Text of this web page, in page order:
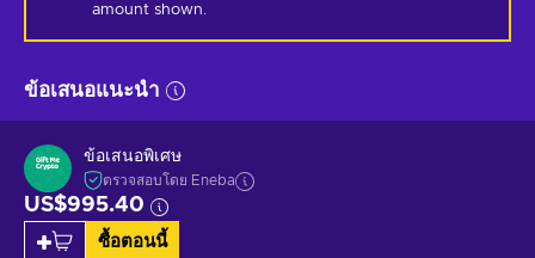
amount shown.
ข้อเสนอแนะนำ
ข้อเสนอพิเศษ
ตรวจสอบโดย Eneba
US$995.40
ซื้อตอนนี้